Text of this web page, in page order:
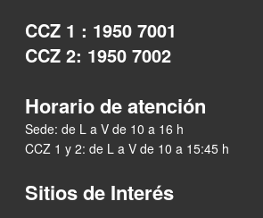
CCZ 1 : 1950 7001
CCZ 2: 1950 7002
Horario de atención
Sede: de L a V de 10 a 16 h
CCZ 1 y 2: de L a V de 10 a 15:45 h
Sitios de Interés